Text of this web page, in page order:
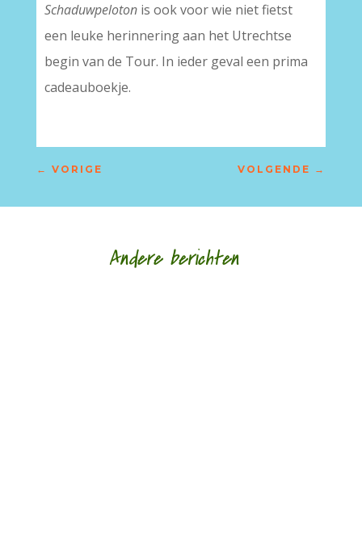
Schaduwpelotonis ook voor wie niet fietst
een leuke herinnering aan het Utrechtse
begin van de Tour. In ieder geval een prima
cadeauboekje.
← VORIGE VOLGENDE →
Andere berichten